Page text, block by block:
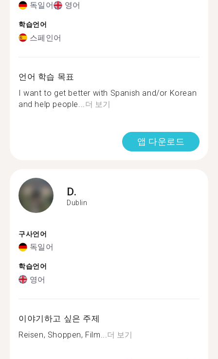
독일어 영어
학습언어
스페인어
언어 학습 목표
I want to get better with Spanish and/or Korean
and help people... 더 보기
앱 다운로드
D.
Dublin
구사언어
독일어
학습언어
영어
이야기하고 싶은 주제
Reisen, Shoppen, Film... 더 보기